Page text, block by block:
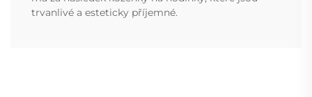
trvanlivé a esteticky příjemné.